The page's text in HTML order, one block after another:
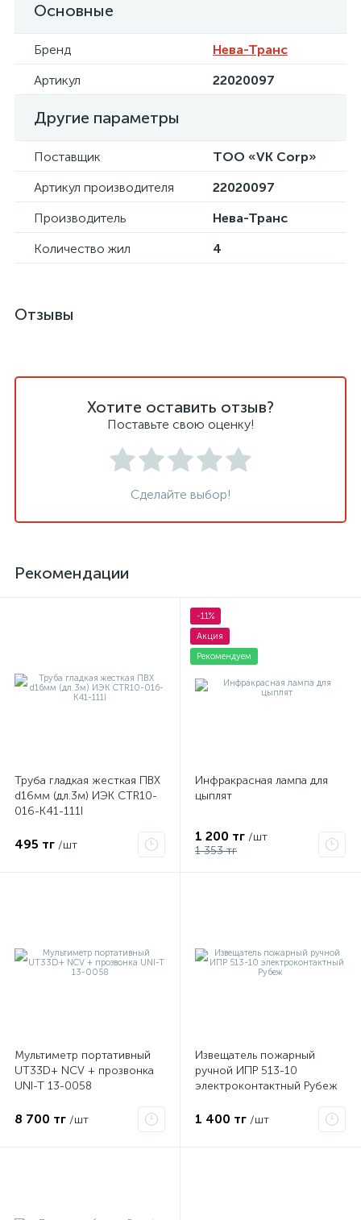
Основные
Бренд
Нева-Транс
Артикул
22020097
Другие параметры
Поставщик
ТОО «VK Corp»
Артикул производителя
22020097
Производитель
Нева-Транс
Количество жил
4
Отзывы
Хотите оставить отзыв?
Поставьте свою оценку!
Сделайте выбор!
Рекомендации
Труба гладкая жесткая ПВХ
d16мм (дл.3м) ИЭК CTR10-
016-K41-111I
495 тг /шт
-11%
Акция
Рекомендуем
Инфракрасная лампа для
цыплят
1 200 тг /шт
1 353 тг
Мультиметр портативный
UT33D+ NCV + прозвонка
UNI-T 13-0058
8 700 тг /шт
Извещатель пожарный
ручной ИПР 513-10
электроконтактный Рубеж
1 400 тг /шт